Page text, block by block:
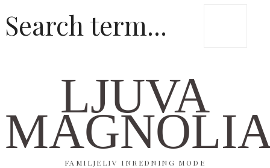
LJUVA
FAMILJELIV INREDNING MODE